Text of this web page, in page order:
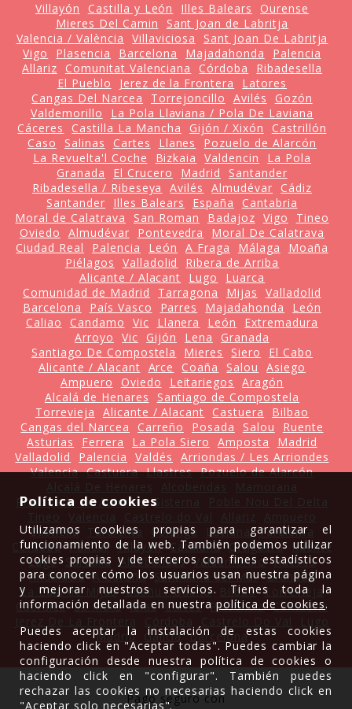
Villayón Castilla y León Illes Balears
Ourense
Mieres Del Camin
Sant Joan de Labritja
Valencia / València
Villaviciosa
Sant Joan De Labritja
Vigo
Plasencia Barcelona Majadahonda
Palencia
Allariz
Comunitat Valenciana Córdoba
Ribadesella
El Pueblo
Jerez de la Frontera
Latores
Cangas Del Narcea
Torrejoncillo Avilés
Gozón
Valdemorillo
La Pola Llaviana / Pola De Laviana
Cáceres
Castilla La Mancha Gijón / Xixón
Castrillón
Caso
Salinas Cartes Llanes
Pozuelo de Alarcón
La Revuelta'l Coche
Bizkaia Valdencin
La Pola
Granada
El Crucero Madrid
Santander
Ribadesella / Ribeseya
Avilés Almudévar
Cádiz
Santander
Illes Balears España
Cantabria
Moral de Calatrava
San Roman Badajoz Vigo
Tineo
Oviedo
Almudévar Pontevedra
Moral De Calatrava
Ciudad Real
Palencia León A Fraga Málaga
Moaña
Piélagos
Valladolid
Ribera de Arriba
Alicante / Alacant
Lugo
Luarca
Comunidad de Madrid
Tarragona Mijas
Valladolid
Barcelona
País Vasco Parres Majadahonda
León
Caliao
Candamo Vic Llanera León
Extremadura
Arroyo
Vic Gijón Lena
Granada
Santiago De Compostela
Mieres Siero
El Cabo
Alicante / Alacant Arce Coaña Salou
Asiego
Ampuero
Oviedo Leitariegos
Aragón
Alcalá de Henares
Santiago de Compostela
Torrevieja
Alicante / Alacant Castuera
Bilbao
Cangas del Narcea
Carreño Posada Salou
Ruente
Asturias
Ferrera La Pola Siero Amposta
Madrid
Valladolid
Palencia Valdés
Arriondas / Les Arriondes
Valencia Castuera Llastres Pozuelo de Alarcón
Principado de Asturias Sisterna
Castiellu
Tardienta Colunga Laviana Tardienta
Córdoba Pancar Villayón Cataluña Ortiguera
Ruente
Lugo
Sardalla Alcobendas Valdemorillo Huesca
Andalucía A Coruña Santillana del Mar Granada
La Cala de Mijas Gueñu / Bueño Bilbao Torrevieja
Cabrales La Mata Ibias Cartes Plasencia Cantabria
Madrid
Galicia Barcelona
Pago seguro con
Política de cookies
Utilizamos cookies propias para garantizar el
funcionamiento de la web. También podemos utilizar
cookies propias y de terceros con fines estadísticos
para conocer cómo los usuarios usan nuestra página
y mejorar nuestros servicios. Tienes toda la
información detallada en nuestrapolítica de cookies.
Puedes aceptar la instalación de estas cookies
haciendo click en "Aceptar todas". Puedes cambiar la
configuración desde nuestra política de cookies o
haciendo click en "configurar". También puedes
rechazar las cookies no necesarias haciendo click en
"Aceptar solo necesarias".